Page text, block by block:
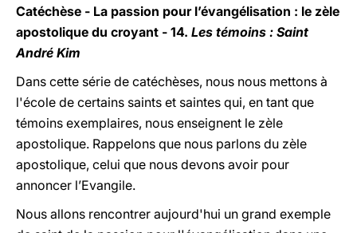
Catéchèse - La passion pour l’évangélisation : le zèle
apostolique du croyant - 14. Les témoins : Saint
André Kim
Dans cette série de catéchèses, nous nous mettons à
l'école de certains saints et saintes qui, en tant que
témoins exemplaires, nous enseignent le zèle
apostolique. Rappelons que nous parlons du zèle
apostolique, celui que nous devons avoir pour
annoncer l’Evangile.
Nous allons rencontrer aujourd'hui un grand exemple